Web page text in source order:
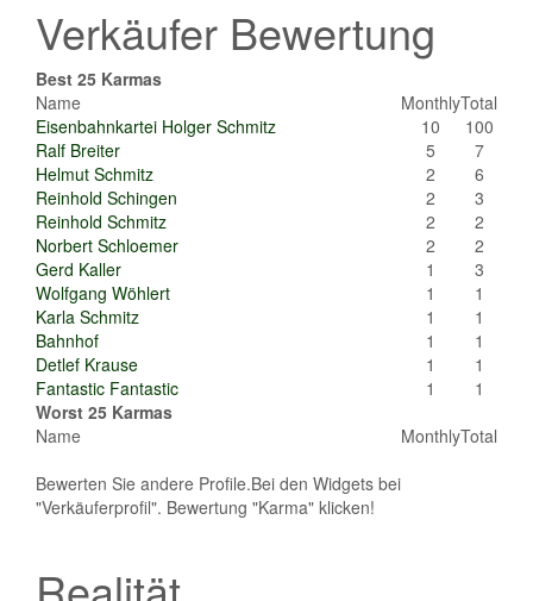
Verkäufer Bewertung
Best 25 Karmas
Name
MonthlyTotal
Eisenbahnkartei Holger Schmitz
10
100
Ralf Breiter
5
7
Helmut Schmitz
2
6
Reinhold Schingen
2
3
Reinhold Schmitz
2
2
Norbert Schloemer
2
2
Gerd Kaller
1
3
Wolfgang Wöhlert
1
1
Karla Schmitz
1
1
Bahnhof
1
1
Detlef Krause
1
1
Fantastic Fantastic
1
1
Worst 25 Karmas
Name
MonthlyTotal
Bewerten Sie andere Profile.Bei den Widgets bei
"Verkäuferprofil". Bewertung "Karma" klicken!